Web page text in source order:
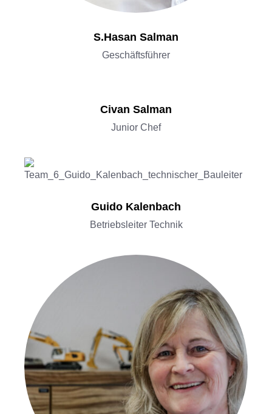
S.Hasan Salman
Geschäftsführer
Civan Salman
Junior Chef
Guido Kalenbach
Betriebsleiter Technik